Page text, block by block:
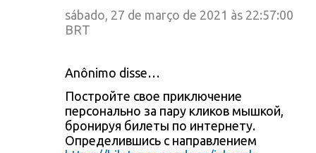
sábado, 27 de março de 2021 às 22:57:00
BRT
Anônimo disse…
Постройте свое приключение
персонально за пару кликов мышкой,
бронируя билеты по интернету.
Определившись с направлением